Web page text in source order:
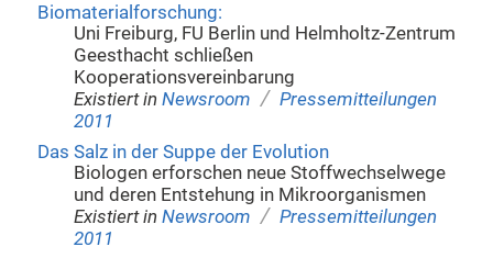
Biomaterialforschung:
Uni Freiburg, FU Berlin und Helmholtz-Zentrum
Geesthacht schließen
Kooperationsvereinbarung
Existiert in Newsroom / Pressemitteilungen
2011
Das Salz in der Suppe der Evolution
Biologen erforschen neue Stoffwechselwege
und deren Entstehung in Mikroorganismen
Existiert in Newsroom / Pressemitteilungen
2011